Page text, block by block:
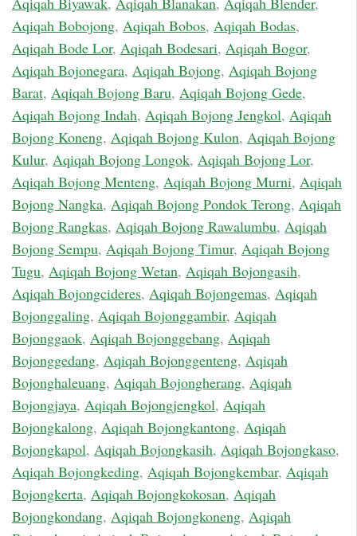
Aqiqah Bobojong, Aqiqah Bobos, Aqiqah Bodas,
Aqiqah Bode Lor, Aqiqah Bodesari, Aqiqah Bogor,
Aqiqah Bojonegara, Aqiqah Bojong, Aqiqah Bojong
Barat, Aqiqah Bojong Baru, Aqiqah Bojong Gede,
Aqiqah Bojong Indah, Aqiqah Bojong Jengkol, Aqiqah
Bojong Koneng, Aqiqah Bojong Kulon, Aqiqah Bojong
Kulur, Aqiqah Bojong Longok, Aqiqah Bojong Lor,
Aqiqah Bojong Menteng, Aqiqah Bojong Murni, Aqiqah
Bojong Nangka, Aqiqah Bojong Pondok Terong, Aqiqah
Bojong Rangkas, Aqiqah Bojong Rawalumbu, Aqiqah
Bojong Sempu, Aqiqah Bojong Timur, Aqiqah Bojong
Tugu, Aqiqah Bojong Wetan, Aqiqah Bojongasih,
Aqiqah Bojongcideres, Aqiqah Bojongemas, Aqiqah
Bojonggaling, Aqiqah Bojonggambir, Aqiqah
Bojonggaok, Aqiqah Bojonggebang, Aqiqah
Bojonggedang, Aqiqah Bojonggenteng, Aqiqah
Bojonghaleuang, Aqiqah Bojongherang, Aqiqah
Bojongjaya, Aqiqah Bojongjengkol, Aqiqah
Bojongkalong, Aqiqah Bojongkantong, Aqiqah
Bojongkapol, Aqiqah Bojongkasih, Aqiqah Bojongkaso,
Aqiqah Bojongkeding, Aqiqah Bojongkembar, Aqiqah
Bojongkerta, Aqiqah Bojongkokosan, Aqiqah
Bojongkondang, Aqiqah Bojongkoneng, Aqiqah